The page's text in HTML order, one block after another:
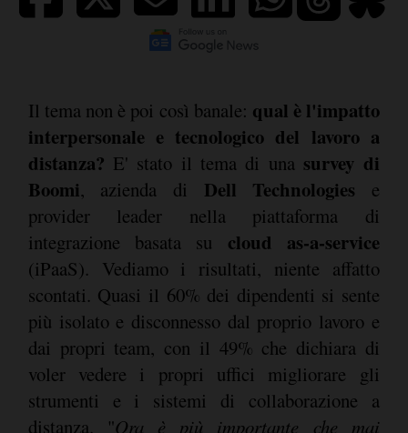
Il tema non è poi così banale: qual è l'impatto
interpersonale e tecnologico del lavoro a
distanza? E' stato il tema di una survey di
Boomi, azienda di Dell Technologies e
provider leader nella piattaforma di
integrazione basata su cloud as-a-service
(iPaaS). Vediamo i risultati, niente affatto
scontati. Quasi il 60% dei dipendenti si sente
più isolato e disconnesso dal proprio lavoro e
dai propri team, con il 49% che dichiara di
voler vedere i propri uffici migliorare gli
strumenti e i sistemi di collaborazione a
distanza. "Ora è più importante che mai